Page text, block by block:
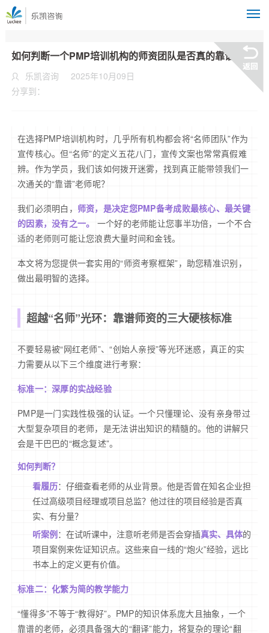
如何判断一个PMP培训机构的师资团队是否真的靠谱？
乐凯咨询
2025年10月09日
分享到：
在选择PMP培训机构时，几乎所有机构都会将“名师团队”作为
宣传核心。但“名师”的定义五花八门，宣传文案也常常真假难
辨。作为学员，我们该如何拨开迷雾，找到真正能带领我们一
次通关的“靠谱”老师呢？
我们必须明白， 师资，是决定您PMP备考成败最核心、最关键
的因素，没有之一。
一个好的老师能让您事半功倍，一个不合
适的老师则可能让您浪费大量时间和金钱。
本文将为您提供一套实用的“师资考察框架”，助您精准识别，
做出最明智的选择。
超越“名师”光环：靠谱师资的三大硬核标准
不要轻易被“网红老师”、“创始人亲授”等光环迷惑，真正的实
力需要从以下三个维度进行考察：
标准一：深厚的实战经验
PMP是一门实践性极强的认证。一个只懂理论、没有亲身带过
大型复杂项目的老师，是无法讲出知识的精髓的。他的讲解只
会是干巴巴的“概念复述”。
如何判断？
看履历：仔细查看老师的从业背景。他是否曾在知名企业担
任过高级项目经理或项目总监？他过往的项目经验是否真
实、有分量？
听案例：在试听课中，注意听老师是否会穿插真实、具体的
项目案例来佐证知识点。这些来自一线的“炮火”经验，远比
书本上的定义更有价值。
标准二：化繁为简的教学能力
“懂得多”不等于“教得好”。PMP的知识体系庞大且抽象，一个
靠谱的老师，必须具备强大的“翻译”能力，将复杂的理论“翻